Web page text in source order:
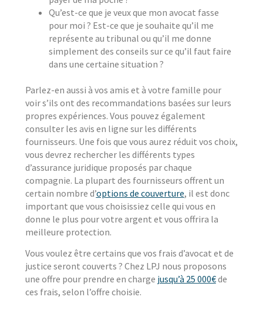
Qu’est-ce que je veux que mon avocat fasse
pour moi ? Est-ce que je souhaite qu’il me
représente au tribunal ou qu’il me donne
simplement des conseils sur ce qu’il faut faire
dans une certaine situation ?
Parlez-en aussi à vos amis et à votre famille pour
voir s’ils ont des recommandations basées sur leurs
propres expériences. Vous pouvez également
consulter les avis en ligne sur les différents
fournisseurs. Une fois que vous aurez réduit vos choix,
vous devrez rechercher les différents types
d’assurance juridique proposés par chaque
compagnie. La plupart des fournisseurs offrent un
certain nombre d’options de couverture, il est donc
important que vous choisissiez celle qui vous en
donne le plus pour votre argent et vous offrira la
meilleure protection.
Vous voulez être certains que vos frais d’avocat et de
justice seront couverts ? Chez LPJ nous proposons
une offre pour prendre en charge jusqu’à 25 000€de
ces frais, selon l’offre choisie.